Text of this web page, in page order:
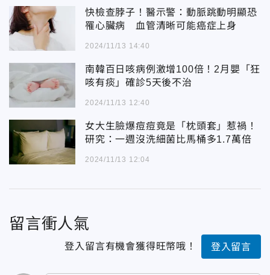
快檢查脖子！醫示警：動脈跳動明顯恐
罹心臟病 血管清晰可能癌症上身
2024/11/13 14:40
南韓百日咳病例激增100倍！2月嬰「狂
咳有痰」確診5天後不治
2024/11/13 12:40
女大生臉爆痘痘竟是「枕頭套」惹禍！
研究：一週沒洗細菌比馬桶多1.7萬倍
2024/11/13 12:04
留言衝人氣
登入留言有機會獲得旺幣哦！ 登入留言